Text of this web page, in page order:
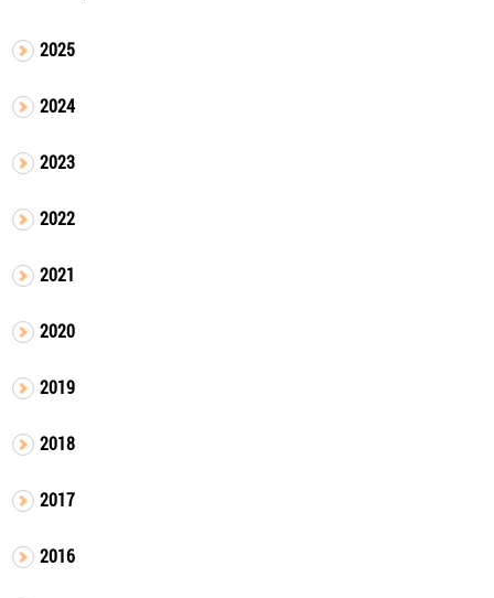
2025
2024
2023
2022
2021
2020
2019
2018
2017
2016